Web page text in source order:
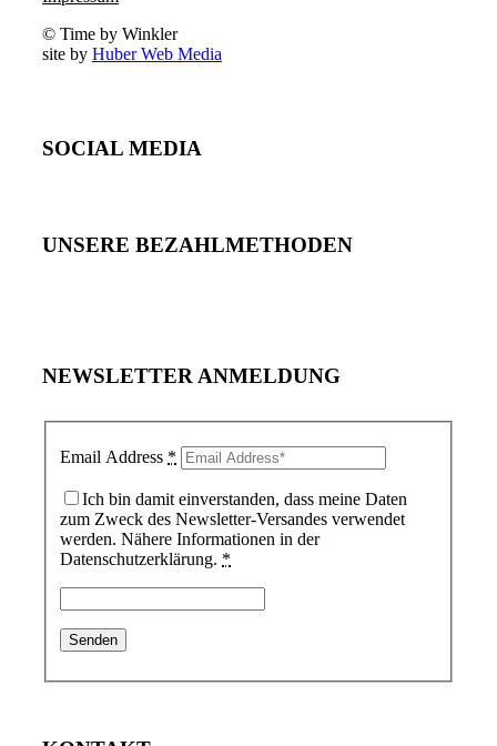
© Time by Winkler
site by Huber Web Media
SOCIAL MEDIA
UNSERE BEZAHLMETHODEN
NEWSLETTER ANMELDUNG
Email Address *
Ich bin damit einverstanden, dass meine Daten
zum Zweck des Newsletter-Versandes verwendet
werden. Nähere Informationen in der
Datenschutzerklärung. *